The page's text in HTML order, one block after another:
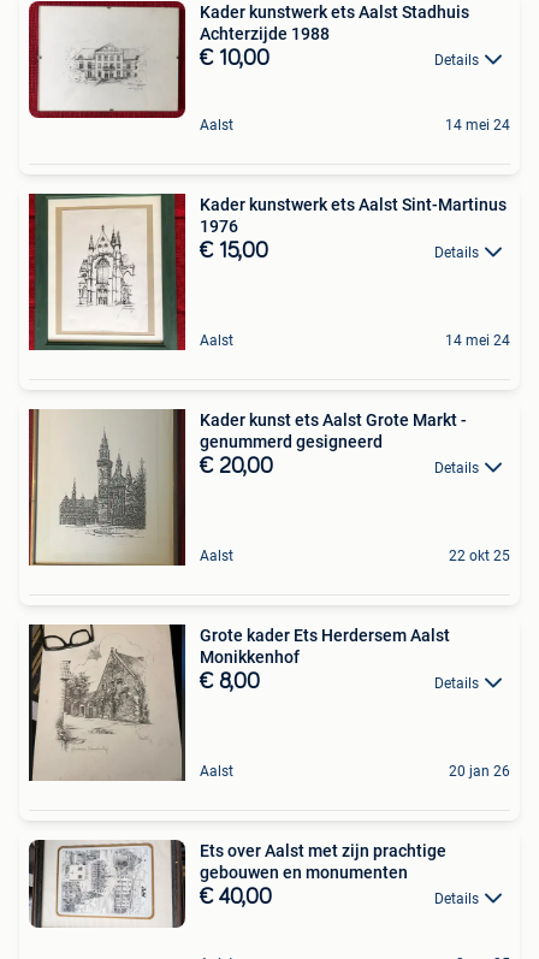
Kader kunstwerk ets Aalst Stadhuis
Achterzijde 1988
€ 10,00 Details
Aalst 14 mei 24
Kader kunstwerk ets Aalst Sint-Martinus
1976
€ 15,00 Details
Aalst 14 mei 24
Kader kunst ets Aalst Grote Markt -
genummerd gesigneerd
€ 20,00 Details
Aalst 22 okt 25
Grote kader Ets Herdersem Aalst
Monikkenhof
€ 8,00 Details
Aalst 20 jan 26
Ets over Aalst met zijn prachtige
gebouwen en monumenten
€ 40,00 Details